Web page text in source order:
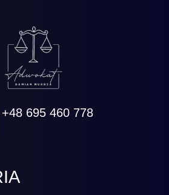
+48 695 460 778